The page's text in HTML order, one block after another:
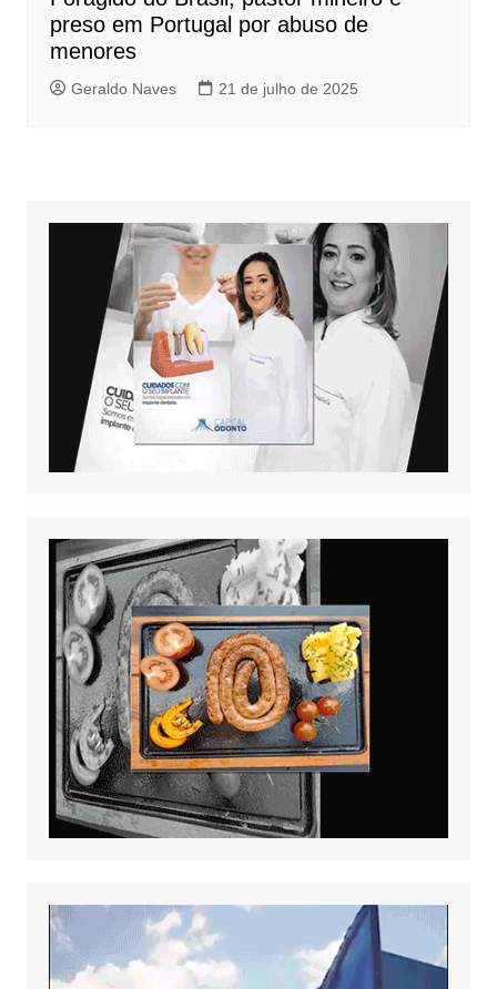
preso em Portugal por abuso de
menores
Geraldo Naves 21 de julho de 2025